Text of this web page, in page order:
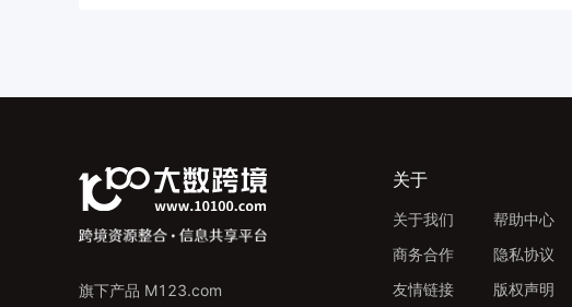
旗下产品 M123.com
关于
关于我们
商务合作
友情链接
帮助中心
隐私协议
版权声明